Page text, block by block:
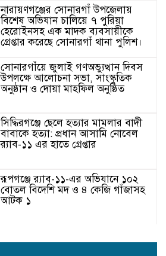
নারায়ণগঞ্জের সোনারগাঁ উপজেলায়
বিশেষ অভিযান চালিয়ে ৭ পুরিয়া
হেরোইনসহ এক মাদক ব্যবসায়ীকে
গ্রেপ্তার করেছে সোনারগাঁ থানা পুলিশ।
সোনারগাঁয়ে জুলাই গণঅভ্যুত্থান দিবস
উপলক্ষে আলোচনা সভা, সাংস্কৃতিক
অনুষ্ঠান ও দোয়া মাহফিল অনুষ্ঠিত
সিদ্ধিরগঞ্জে ছেলে হত্যার মামলার বাদী
বাবাকে হত্যা: প্রধান আসামি নোবেল
র‍্যাব-১১ এর হাতে গ্রেপ্তার
রূপগঞ্জে র‍্যাব-১১-এর অভিযানে ১০২
বোতল বিদেশি মদ ও ৪ কেজি গাঁজাসহ
আটক ১
— মুফতি সৈয়দ ইসহাক মো. আবুল